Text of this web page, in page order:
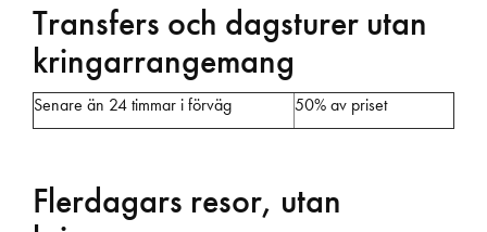
Transfers och dagsturer utan
kringarrangemang
Senare än 24 timmar i förväg 50% av priset
Flerdagars resor, utan